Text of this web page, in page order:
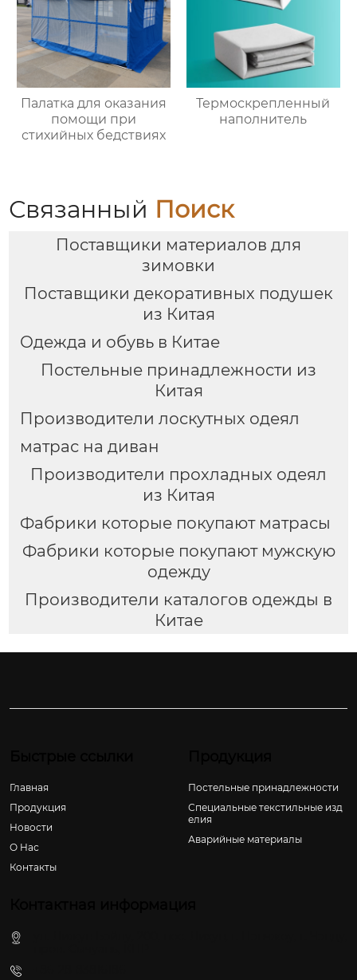
Палатка для оказания
помощи при
стихийных бедствиях
Термоскрепленный
наполнитель
Связанный Поиск
Поставщики материалов для
зимовки
Поставщики декоративных подушек
из Китая
Одежда и обувь в Китае
Постельные принадлежности из
Китая
Производители лоскутных одеял
матрас на диван
Производители прохладных одеял
из Китая
Фабрики которые покупают матрасы
Фабрики которые покупают мужскую
одежду
Производители каталогов одежды в
Китае
Главная
Продукция
Новости
О Hас
Контакты
Постельные принадлежности
Специальные текстильные изд
елия
Аварийные материалы